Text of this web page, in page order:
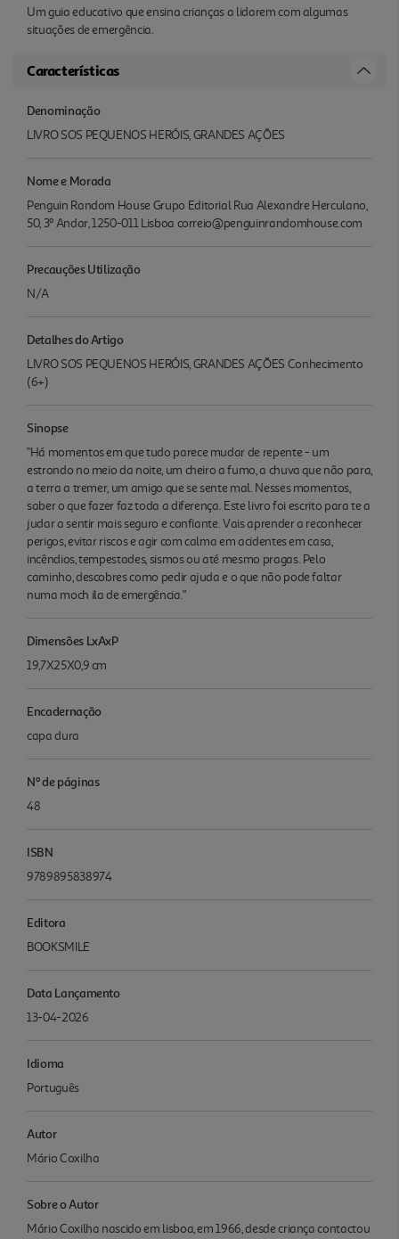
Um guia educativo que ensina crianças a lidarem com algumas
situações de emergência.
Características
Denominação
LIVRO SOS PEQUENOS HERÓIS, GRANDES AÇÕES
Nome e Morada
Penguin Random House Grupo Editorial Rua Alexandre Herculano,
50, 3º Andar, 1250-011 Lisboa correio@penguinrandomhouse.com
Precauções Utilização
N/A
Detalhes do Artigo
LIVRO SOS PEQUENOS HERÓIS, GRANDES AÇÕES Conhecimento
(6+)
Sinopse
"Há momentos em que tudo parece mudar de repente - um
estrondo no meio da noite, um cheiro a fumo, a chuva que não para,
a terra a tremer, um amigo que se sente mal. Nesses momentos,
saber o que fazer faz toda a diferença. Este livro foi escrito para te a
judar a sentir mais seguro e confiante. Vais aprender a reconhecer
perigos, evitar riscos e agir com calma em acidentes em casa,
incêndios, tempestades, sismos ou até mesmo pragas. Pelo
caminho, descobres como pedir ajuda e o que não pode faltar
numa moch ila de emergência."
Dimensões LxAxP
19,7X25X0,9 cm
Encadernação
capa dura
Nº de páginas
48
ISBN
9789895838974
Editora
BOOKSMILE
Data Lançamento
13-04-2026
Idioma
Português
Autor
Mário Coxilha
Sobre o Autor
Mário Coxilha nascido em lisboa, em 1966, desde criança contactou